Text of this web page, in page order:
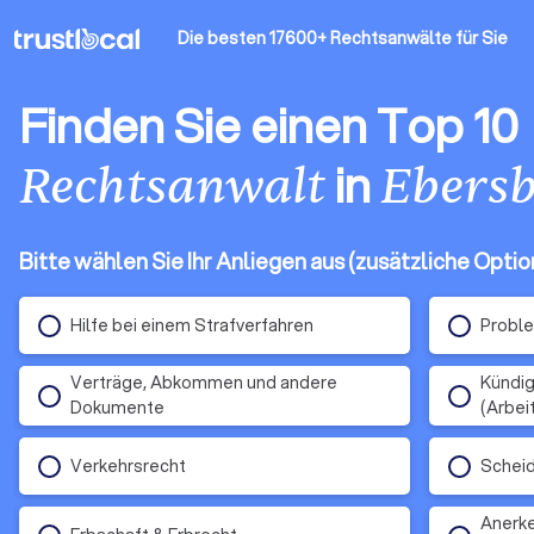
Die besten 17600+ Rechtsanwälte für Sie
Finden Sie einen Top 10
Rechtsanwaltin
Bitte wählen Sie Ihr Anliegen aus (zusätzliche
Hilfe bei einem Strafverfahren
Verträge, Abkommen und andere
Dokumente
Verkehrsrecht